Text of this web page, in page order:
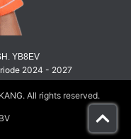
YB8EV
2024 - 2027
. All rights reserved.